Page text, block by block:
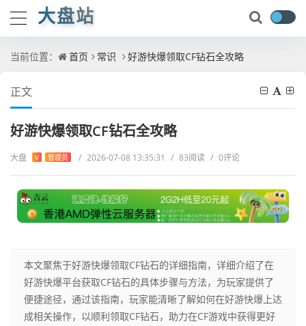
大盘站
当前位置： 首页 常识 好游快爆领取CF钻石全攻略
正文
好游快爆领取CF钻石全攻略
大盘 V 管理员 / 2026-07-08 13:35:31 / 83阅读 / 0评论
本文聚焦于好游快爆领取CF钻石的详细指南，详细介绍了在
好游快爆平台获取CF钻石的具体步骤与方法，为玩家提供了
便捷途径，通过该指南，玩家能清晰了解如何在好游快爆上达
成相关操作，以顺利领取CF钻石，助力在CF游戏中获得更好